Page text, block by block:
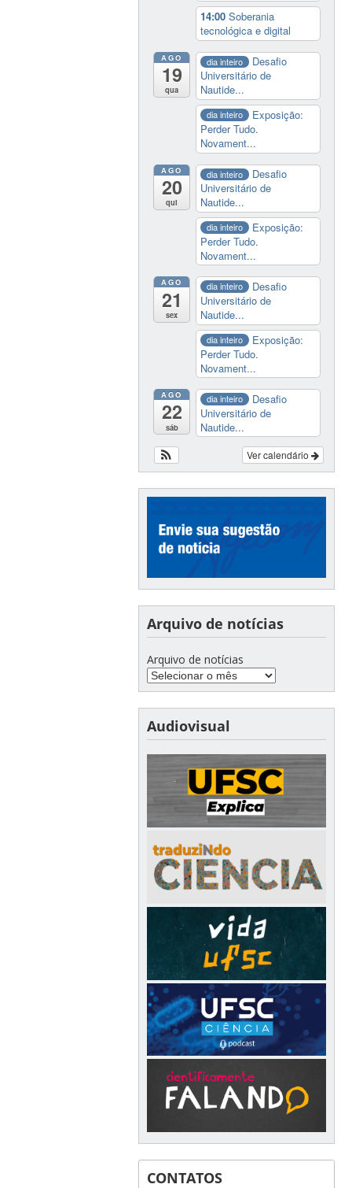
14:00Soberania
tecnológica e digital
AGO
19
qua
dia inteiro
Desafio
Universitário de
Nautide...
dia inteiro
Exposição:
Perder Tudo.
Novament...
AGO
20
qui
dia inteiro
Desafio
Universitário de
Nautide...
dia inteiro
Exposição:
Perder Tudo.
Novament...
AGO
21
sex
dia inteiro
Desafio
Universitário de
Nautide...
dia inteiro
Exposição:
Perder Tudo.
Novament...
AGO
22
sáb
dia inteiro
Desafio
Universitário de
Nautide...
Ver calendário
Arquivo de notícias
Arquivo de notícias
Audiovisual
CONTATOS